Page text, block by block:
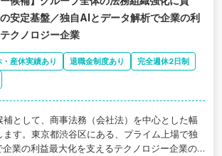
安定基盤／独自AIとデータ解析で企業の利
クノロジー企業
・産休実績あり 退職金制度あり
完全週休2日制
として、商事法務（会社法）を中心とした幅
ます。東京都渋谷区にある、プライム上場で独
業の利益最大化を支えるテクノロジー企業の